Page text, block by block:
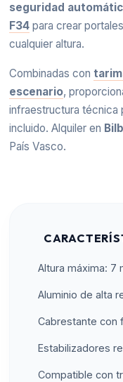
seguridad
F34para crear
cualquier altura.
Combinadas con
escenario,
infraestructura técnica
incluido. Alquiler en
País Vasco.
Altura máxima: 7
Aluminio de alta
Cabrestante con
Estabilizadores
Compatible con